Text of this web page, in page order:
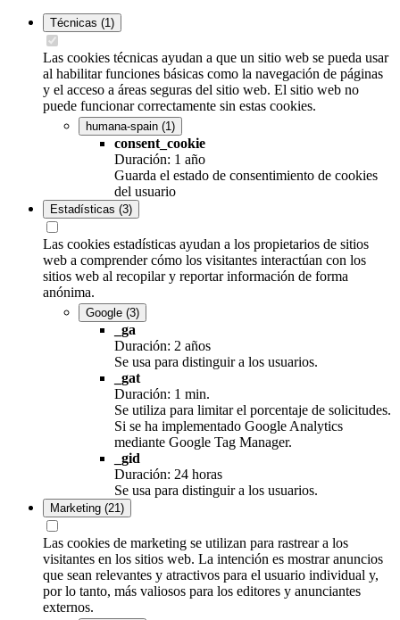
Técnicas (1)
Las cookies técnicas ayudan a que un sitio web se pueda usar
al habilitar funciones básicas como la navegación de páginas
y el acceso a áreas seguras del sitio web. El sitio web no
puede funcionar correctamente sin estas cookies.
humana-spain (1)
consent_cookie
Duración: 1 año
Guarda el estado de consentimiento de cookies
del usuario
Estadísticas (3)
Las cookies estadísticas ayudan a los propietarios de sitios
web a comprender cómo los visitantes interactúan con los
sitios web al recopilar y reportar información de forma
anónima.
Google (3)
_ga
Duración: 2 años
Se usa para distinguir a los usuarios.
_gat
Duración: 1 min.
Se utiliza para limitar el porcentaje de solicitudes.
Si se ha implementado Google Analytics
mediante Google Tag Manager.
_gid
Duración: 24 horas
Se usa para distinguir a los usuarios.
Marketing (21)
Las cookies de marketing se utilizan para rastrear a los
visitantes en los sitios web. La intención es mostrar anuncios
que sean relevantes y atractivos para el usuario individual y,
por lo tanto, más valiosos para los editores y anunciantes
externos.